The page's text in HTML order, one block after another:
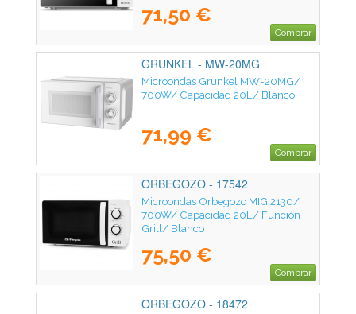
71,50 €
Comprar
GRUNKEL - MW-20MG
Microondas Grunkel MW-20MG/
700W/ Capacidad 20L/ Blanco
71,99 €
Comprar
ORBEGOZO - 17542
Microondas Orbegozo MIG 2130/
700W/ Capacidad 20L/ Función
Grill/ Blanco
75,50 €
Comprar
ORBEGOZO - 18472